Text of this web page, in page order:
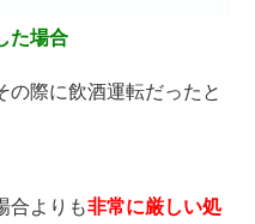
た場合
の際に飲酒運転だったと
合よりも非常に厳しい処